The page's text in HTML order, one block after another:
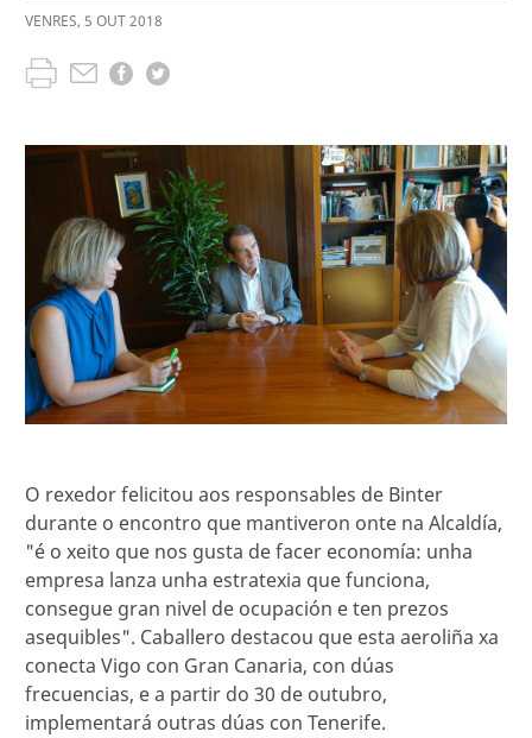
VENRES, 5 OUT2018
O rexedor felicitou aos responsables de Binter
durante o encontro que mantiveron onte na Alcaldía,
"é o xeito que nos gusta de facer economía: unha
empresa lanza unha estratexia que funciona,
consegue gran nivel de ocupación e ten prezos
asequibles". Caballero destacou que esta aeroliña xa
conecta Vigo con Gran Canaria, con dúas
frecuencias, e a partir do 30 de outubro,
implementará outras dúas con Tenerife.